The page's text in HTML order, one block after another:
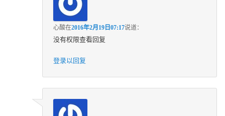
心酸在2016年2月19日07:17说道：
没有权限查看回复
登录以回复